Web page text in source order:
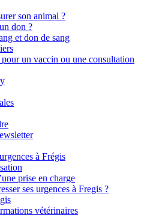
son animal ?
don ?
et don de sang
un vaccin ou une consultation
à Frégis
prise en charge
ses urgences à Fregis ?
vétérinaires